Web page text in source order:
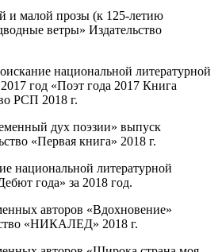
и малой прозы (к 125-летию
ветры» Издательство
национальной литературной
год «Поэт года 2017 Книга
РСП 2018 г.
дух поэзии» выпуск
«Первая книга» 2018 г.
национальной литературной
года» за 2018 год.
авторов «Вдохновение»
«НИКАЛЕД» 2018 г.